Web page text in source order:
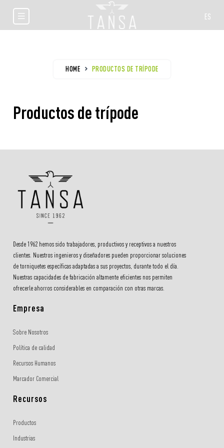
ES
HOME PRODUCTOS DE TRÍPODE
Productos de trípode
Desde 1962 hemos sido trabajadores, productivos y receptivos a nuestros
clientes. Nuestros ingenieros y diseñadores pueden proporcionar soluciones
de torniquetes específicas adaptadas a sus proyectos, durante todo el día.
Nuestras capacidades de fabricación altamente eficientes nos permiten
ofrecerle ahorros considerables en comparación con otras marcas.
Empresa
Sobre Nosotros
Política de calidad
Recursos Humanos
Marcador Comercial
Recursos
Productos
Industrias